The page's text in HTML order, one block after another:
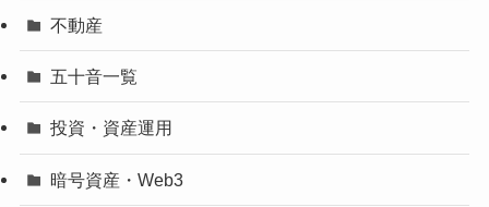
不動産
五十音一覧
投資・資産運用
暗号資産・Web3